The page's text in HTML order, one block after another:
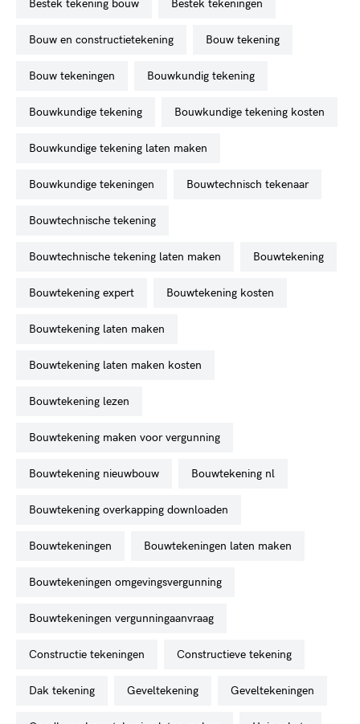
bestek tekening bouw bestek tekeningen
bouw en constructietekening bouw tekening
bouw tekeningen bouwkundig tekening
bouwkundige tekening bouwkundige tekening kosten
bouwkundige tekening laten maken
bouwkundige tekeningen bouwtechnisch tekenaar
bouwtechnische tekening
bouwtechnische tekening laten maken bouwtekening
bouwtekening expert bouwtekening kosten
bouwtekening laten maken
bouwtekening laten maken kosten
bouwtekening lezen
bouwtekening maken voor vergunning
bouwtekening nieuwbouw bouwtekening nl
bouwtekening overkapping downloaden
bouwtekeningen bouwtekeningen laten maken
bouwtekeningen omgevingsvergunning
bouwtekeningen vergunningaanvraag
constructie tekeningen constructieve tekening
dak tekening geveltekening geveltekeningen